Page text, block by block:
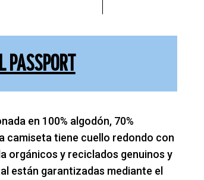
PASSPORT
en 100% algodón, 70%
camiseta tiene cuello redondo con
orgánicos y reciclados genuinos y
están garantizadas mediante el